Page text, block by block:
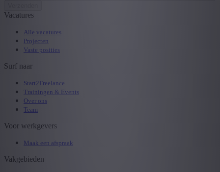
Vacatures
Alle vacatures
Projecten
Vaste posities
Surf naar
Start2Freelance
Trainingen & Events
Over ons
Team
Voor werkgevers
Maak een afspraak
Vakgebieden